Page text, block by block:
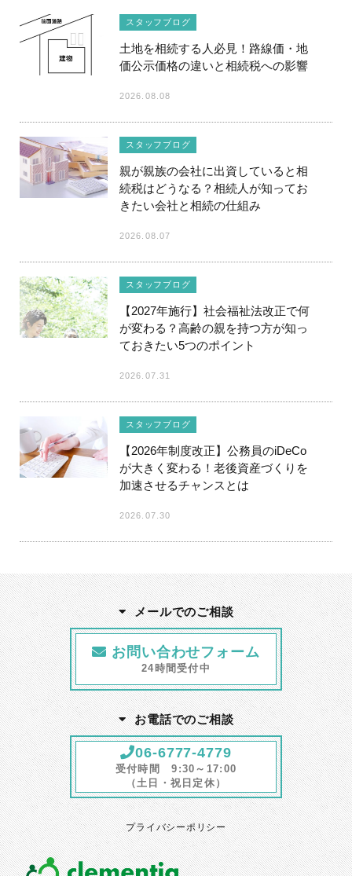
スタッフブログ
土地を相続する人必見！路線価・地
価公示価格の違いと相続税への影響
2026.08.08
スタッフブログ
親が親族の会社に出資していると相
続税はどうなる？相続人が知ってお
きたい会社と相続の仕組み
2026.08.07
スタッフブログ
【2027年施行】社会福祉法改正で何
が変わる？高齢の親を持つ方が知っ
ておきたい5つのポイント
2026.07.31
スタッフブログ
【2026年制度改正】公務員のiDeCo
が大きく変わる！老後資産づくりを
加速させるチャンスとは
2026.07.30
メールでのご相談
お問い合わせフォーム
24時間受付中
お電話でのご相談
06-6777-4779
受付時間 9:30～17:00
（土日・祝日定休）
プライバシーポリシー